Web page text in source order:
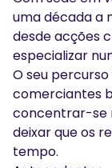
uma década a
desde acções
especializar
O seu
comerciantes
concentrar-se
deixar que os
tempo.